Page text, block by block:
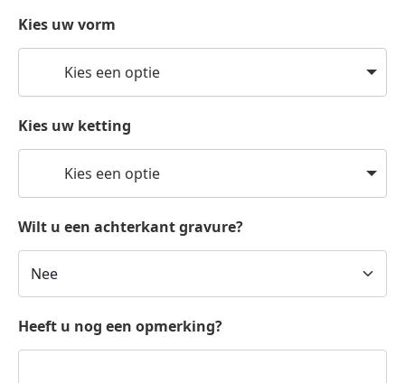
Kies uw vorm
Kies een optie
Kies uw ketting
Kies een optie
Wilt u een achterkant gravure?
Heeft u nog een opmerking?